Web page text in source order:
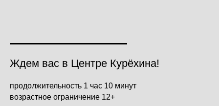
Ждем вас в Центре Курёхина!
продолжительность 1 час 10 минут
возрастное ограничение 12+